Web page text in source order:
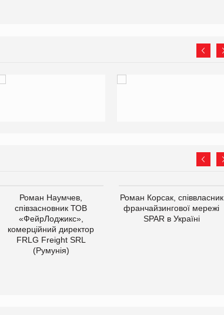
Роман Наумчев,
співзасновник ТОВ
«ФейрЛоджикс»,
комерційний директор
FRLG Freight SRL
(Румунія)
Роман Корсак, співвласник
франчайзингової мережі
SPAR в Україні